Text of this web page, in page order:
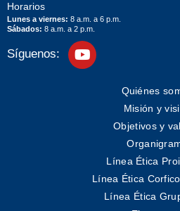
Horarios
Lunes a viernes: 8 a.m. a 6 p.m.
Sábados: 8 a.m. a 2 p.m.
Síguenos:
Quiénes
Misión y
Objetivos y
Línea Ética
Línea Ética
Línea Ética